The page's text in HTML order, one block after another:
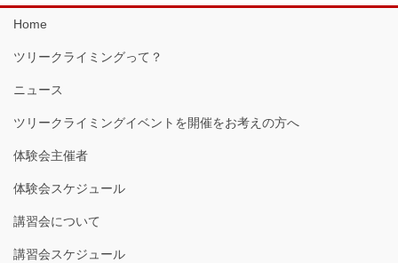
Home
ツリークライミングって？
ニュース
ツリークライミングイベントを開催をお考えの方へ
体験会主催者
体験会スケジュール
講習会について
講習会スケジュール